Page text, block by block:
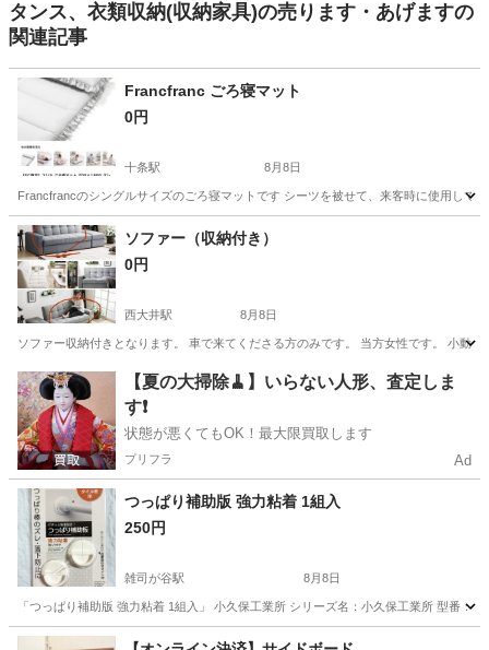
タンス、衣類収納(収納家具)の売ります・あげますの
関連記事
Francfranc ごろ寝マット
0円
十条駅 8月8日
Francfrancのシングルサイズのごろ寝マットです シーツを被せて、来客時に使用して
東京 北区 寝具 Francfranc
ソファー（収納付き）
0円
西大井駅 8月8日
ソファー収納付きとなります。 車で来てくださる方のみです。 当方女性です。 小動
東京 品川区 西大井駅 ソファ
【夏の大掃除🧹】いらない人形、査定しま
す❗️
状態が悪くてもOK！最大限買取します
プリフラ Ad
つっぱり補助版 強力粘着 1組入
250円
雑司が谷駅 8月8日
「つっぱり補助版 強力粘着 1組入」 小久保工業所 シリーズ名：小久保工業所 型番：
東京 豊島区 雑司が谷駅 インテリア雑貨/小物